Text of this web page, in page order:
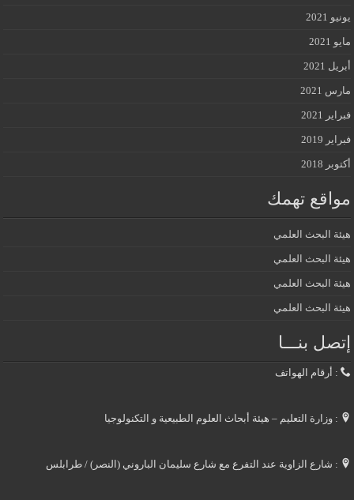
يونيو 2021
مايو 2021
أبريل 2021
مارس 2021
فبراير 2021
فبراير 2019
أكتوبر 2018
مواقع تهمك
هيئة البحث العلمي
هيئة البحث العلمي
هيئة البحث العلمي
هيئة البحث العلمي
إتصل بنـــا
: أرقام الهواتف
: وزارة التعليم – هيئة أبحاث العلوم الطبيعية و التكنولوجيا
: شارع الزاوية عند التفرع مع شارع سليمان الباروني (النصر) / طرابلس